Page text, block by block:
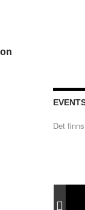
Det